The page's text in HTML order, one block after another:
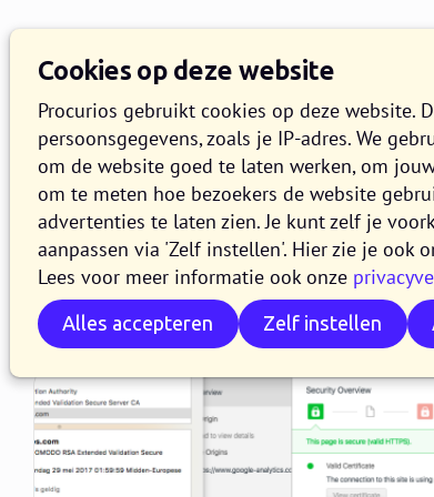
Cookies op deze website
Procurios gebruikt cookies op deze website.
persoonsgegevens, zoals je IP-adres. We
om de website goed te laten werken, om
om te meten hoe bezoekers de website
advertenties te laten zien. Je kunt zelf je
aanpassen via 'Zelf instellen'. Hier zie je ook
Lees voor meer informatie ook onze
Alles accepteren Zelf instellen
WEBLOG:
Artikelen over